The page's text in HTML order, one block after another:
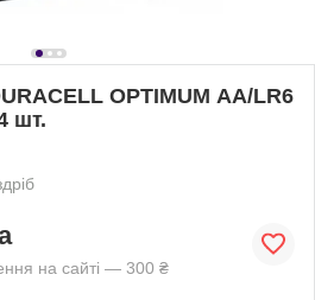
OPTIMUM АА/LR6
шт.
на сайті — 300 ₴